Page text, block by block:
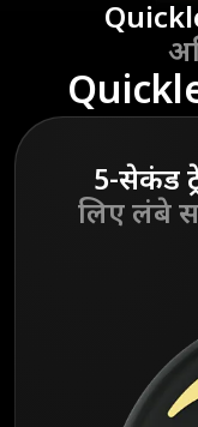
5-सेकंड
लिए लंबे